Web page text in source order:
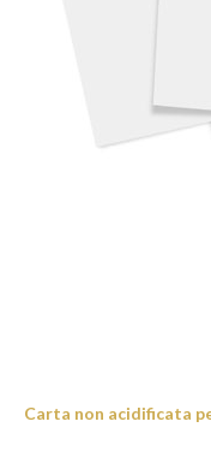
Carta non acidificata